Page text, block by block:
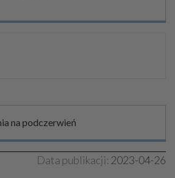
na podczerwień
Data publikacji: 2023-04-26